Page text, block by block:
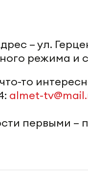
– ул.
режима и
то
almet-
первыми –